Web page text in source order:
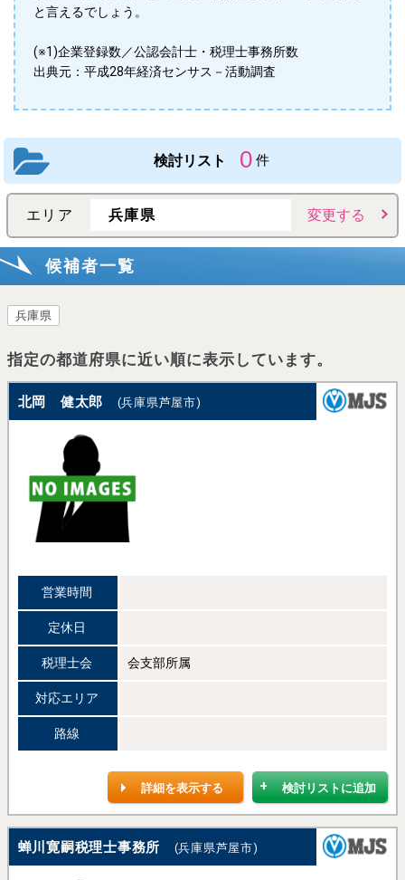
と言えるでしょう。
(※1)企業登録数／公認会計士・税理士事務所数
出典元：平成28年経済センサス－活動調査
検討リスト 0 件
エリア 兵庫県 変更する
候補者一覧
兵庫県
指定の都道府県に近い順に表示しています。
北岡 健太郎 (兵庫県芦屋市)
営業時間
定休日
税理士会 会支部所属
対応エリア
路線
検討リストに追加
詳細を表示する
蝉川寛嗣税理士事務所 (兵庫県芦屋市)